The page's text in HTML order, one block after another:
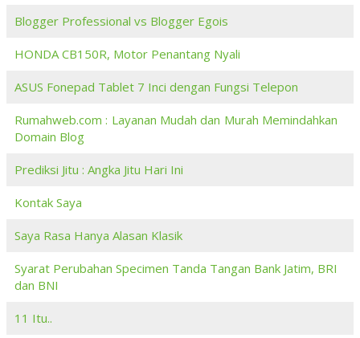
Blogger Professional vs Blogger Egois
HONDA CB150R, Motor Penantang Nyali
ASUS Fonepad Tablet 7 Inci dengan Fungsi Telepon
Rumahweb.com : Layanan Mudah dan Murah Memindahkan
Domain Blog
Prediksi Jitu : Angka Jitu Hari Ini
Kontak Saya
Saya Rasa Hanya Alasan Klasik
Syarat Perubahan Specimen Tanda Tangan Bank Jatim, BRI
dan BNI
11 Itu..